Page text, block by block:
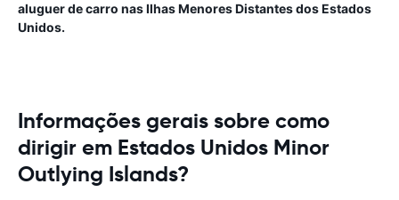
aluguer de carro nas Ilhas Menores Distantes dos Estados
Unidos.
Informações gerais sobre como
dirigir em Estados Unidos Minor
Outlying Islands?